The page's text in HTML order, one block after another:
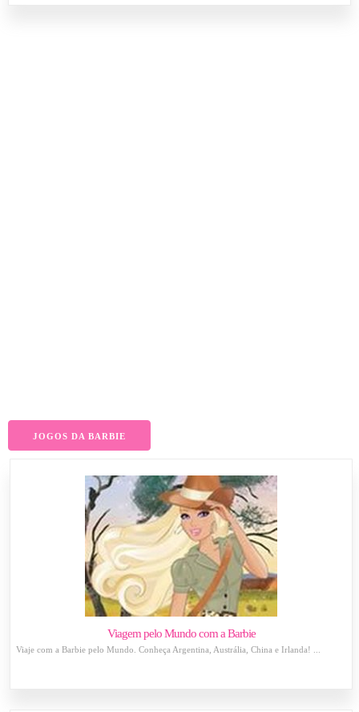
JOGOS DA BARBIE
Viagem pelo Mundo com a Barbie
Viaje com a Barbie pelo Mundo. Conheça Argentina, Austrália, China e Irlanda! ...